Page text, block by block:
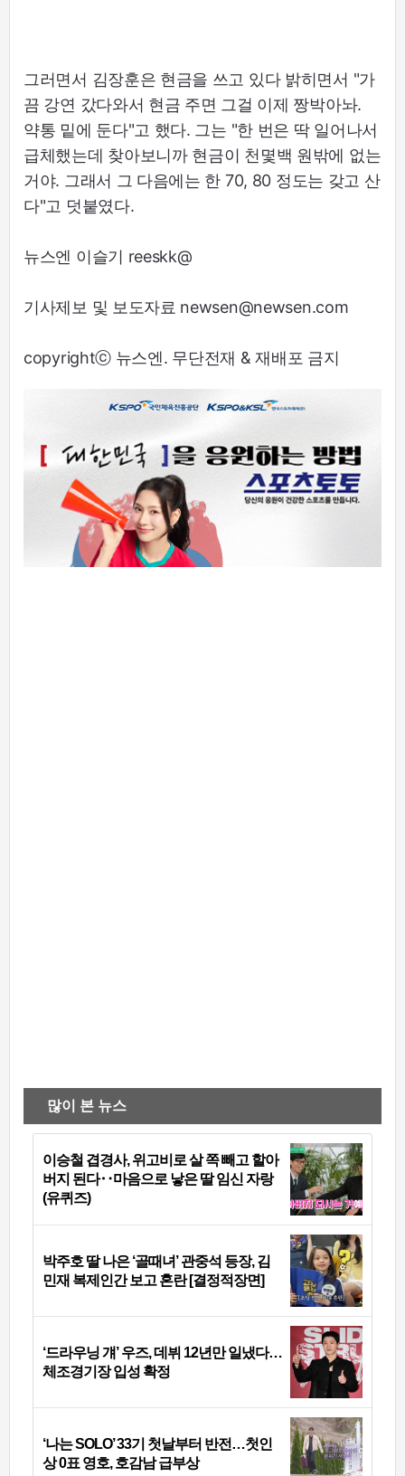
그러면서 김장훈은 현금을 쓰고 있다 밝히면서 "가
끔 강연 갔다와서 현금 주면 그걸 이제 짱박아놔.
약통 밑에 둔다"고 했다. 그는 "한 번은 딱 일어나서
급체했는데 찾아보니까 현금이 천몇백 원밖에 없는
거야. 그래서 그 다음에는 한 70, 80 정도는 갖고 산
다"고 덧붙였다.
뉴스엔 이슬기 reeskk@
기사제보 및 보도자료 newsen@newsen.com
copyrightⓒ 뉴스엔. 무단전재 & 재배포 금지
많이 본 뉴스
이승철 겹경사, 위고비로 살 쪽 빼고 할아
버지 된다‥마음으로 낳은 딸 임신 자랑
(유퀴즈)
박주호 딸 나은 ‘골때녀’ 관중석 등장, 김
민재 복제인간 보고 혼란 [결정적장면]
‘드라우닝 걔’ 우즈, 데뷔 12년만 일냈다…
체조경기장 입성 확정
‘나는 SOLO’ 33기 첫날부터 반전…첫인
상 0표 영호, 호감남 급부상